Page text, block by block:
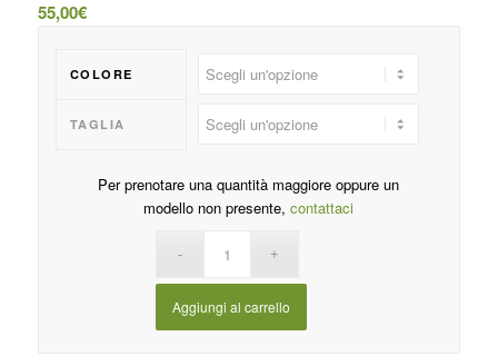
55,00€
COLORE
TAGLIA
Per prenotare una quantità maggiore oppure un
modello non presente,contattaci
Aggiungi al carrello